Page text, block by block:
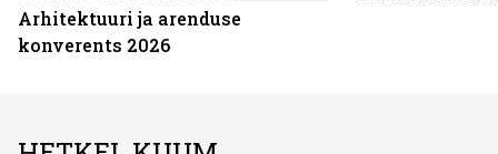
Arhitektuuri ja arenduse
konverents 2026